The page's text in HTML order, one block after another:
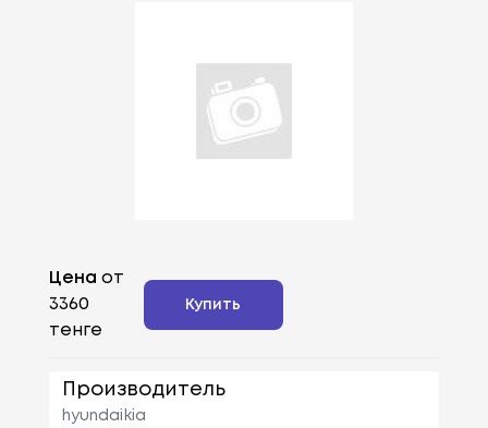
Цена от
3360
тенге
Купить
Производитель
hyundaikia